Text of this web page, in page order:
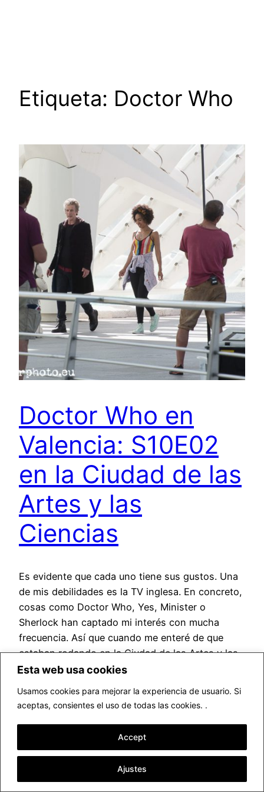
Esta web usa cookies
Usamos cookies para mejorar la experiencia de usuario. Si
aceptas, consientes el uso de todas las cookies. .
Ajustes
Accept
Etiqueta: Doctor Who
Doctor Who en
Valencia: S10E02
en la Ciudad de las
Artes y las
Ciencias
Es evidente que cada uno tiene sus gustos. Una
de mis debilidades es la TV inglesa. En concreto,
cosas como Doctor Who, Yes, Minister o
Sherlock han captado mi interés con mucha
frecuencia. Así que cuando me enteré de que
estaban rodando en la Ciudad de las Artes y las
Ciencias en Valencia, me fui…